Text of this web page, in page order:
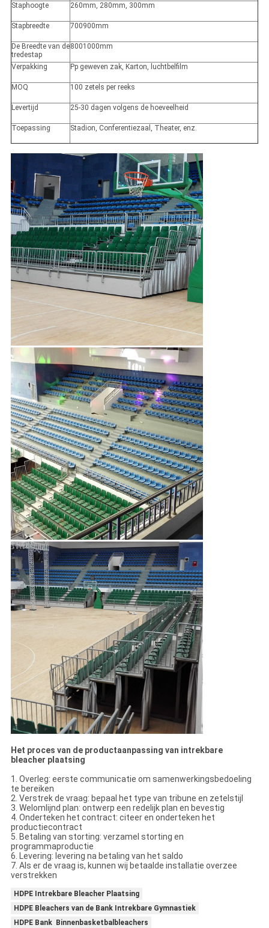
Staphoogte 260mm, 280mm, 300mm
Stapbreedte 700900mm
De Breedte van de
tredestap
8001000mm
Verpakking Pp geweven zak, Karton, luchtbelfilm
MOQ 100 zetels per reeks
Levertijd 25-30 dagen volgens de hoeveelheid
Toepassing Stadion, Conferentiezaal, Theater, enz.
Het proces van de productaanpassing van intrekbare
bleacher plaatsing
1. Overleg: eerste communicatie om samenwerkingsbedoeling
te bereiken
2. Verstrek de vraag: bepaal het type van tribune en zetelstijl
3. Welomlijnd plan: ontwerp een redelijk plan en bevestig
4. Onderteken het contract: citeer en onderteken het
productiecontract
5. Betaling van storting: verzamel storting en
programmaproductie
6. Levering: levering na betaling van het saldo
7. Als er de vraag is, kunnen wij betaalde installatie overzee
verstrekken
HDPE Intrekbare Bleacher Plaatsing
HDPE Bleachers van de Bank Intrekbare Gymnastiek
HDPE Bank Binnenbasketbalbleachers